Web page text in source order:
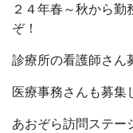
２４年春～秋から
ぞ！
診療所の看護師さ
医療事務さんも募
あおぞら訪問ステ